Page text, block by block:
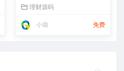
理财源码
小璐 免费